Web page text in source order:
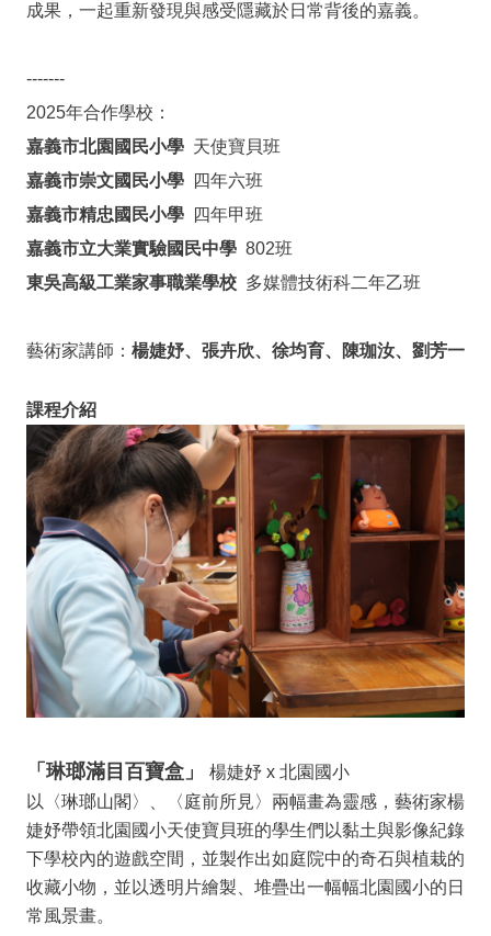
保
政
網
站
資
料
開
宣
線
上
陳
情
成果，一起重新發現與感受隱藏於日常背後的嘉義。
-------
2025年合作學校：
嘉義市北園國民小學 天使寶貝班
嘉義市崇文國民小學 四年六班
嘉義市精忠國民小學 四年甲班
嘉義市立大業實驗國民中學 802班
東吳高級工業家事職業學校 多媒體技術科二年乙班
藝術家講師： 楊婕妤、張卉欣、徐均育、陳珈汝、劉芳一
課程介紹
「琳瑯滿目百寶盒」 楊婕妤 x 北園國小
以〈琳瑯山閣〉、〈庭前所見〉兩幅畫為靈感，藝術家楊
婕妤帶領北園國小天使寶貝班的學生們以黏土與影像紀錄
下學校內的遊戲空間，並製作出如庭院中的奇石與植栽的
收藏小物，並以透明片繪製、堆疊出一幅幅北園國小的日
常風景畫。